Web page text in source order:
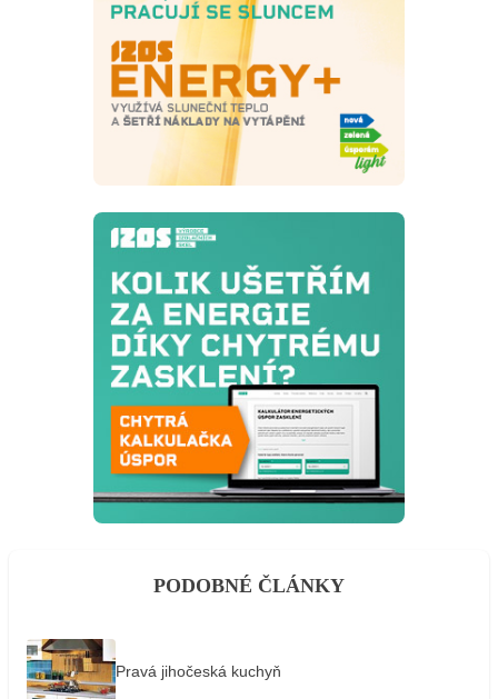
PODOBNÉ ČLÁNKY
Pravá jihočeská kuchyň